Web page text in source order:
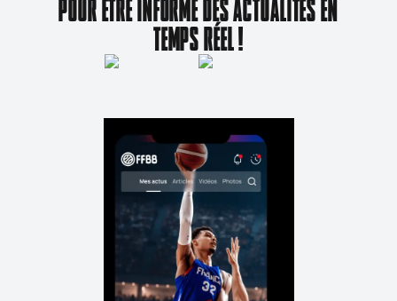
POUR ÊTRE INFORMÉ DES ACTUALITÉS EN
TEMPS RÉEL !